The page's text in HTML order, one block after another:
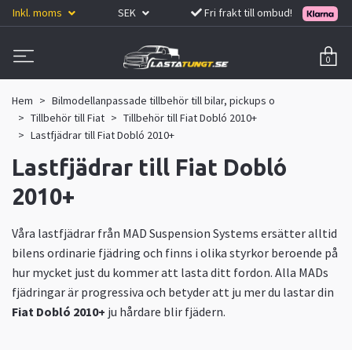
Inkl. moms SEK Fri frakt till ombud!
0
Hem
Bilmodellanpassade tillbehör till bilar, pickups o
Tillbehör till Fiat
Tillbehör till Fiat Dobló 2010+
Lastfjädrar till Fiat Dobló 2010+
Lastfjädrar till Fiat Dobló
2010+
Våra lastfjädrar från MAD Suspension Systems ersätter alltid
bilens ordinarie fjädring och finns i olika styrkor beroende på
hur mycket just du kommer att lasta ditt fordon. Alla MADs
fjädringar är progressiva och betyder att ju mer du lastar din
Fiat Dobló 2010+ ju hårdare blir fjädern.